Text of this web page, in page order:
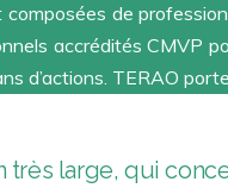
de
accrédités CMVP
d’actions. TERAO
très large, qui